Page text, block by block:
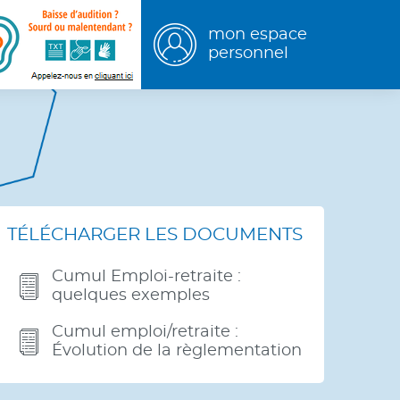
mon espace
personnel
TÉLÉCHARGER LES DOCUMENTS
Cumul Emploi-retraite :
quelques exemples
Cumul emploi/retraite :
Évolution de la règlementation